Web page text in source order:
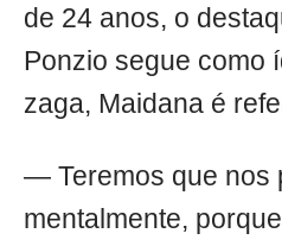
de 24 anos, o
Ponzio segue como
zaga, Maidana é
— Teremos que nos
mentalmente,